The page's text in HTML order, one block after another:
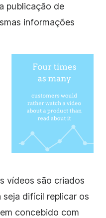
publicação de
informações
vídeos são criados
seja difícil replicar os
concebido com